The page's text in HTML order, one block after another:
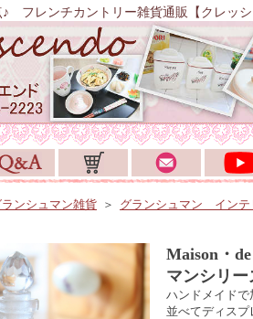
フレンチカントリー雑貨通販【クレッシ
ランシュマン雑貨 ＞ グランシュマン インテ
Maison・
マンシリー
ハンドメイド
並べてディスプ